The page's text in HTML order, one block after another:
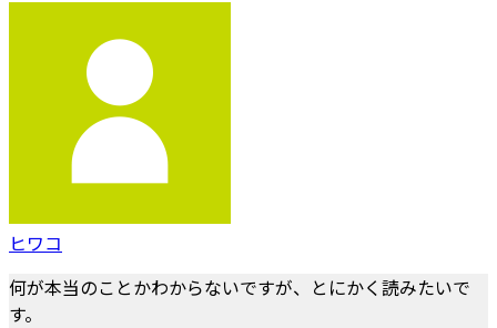
ヒワコ
何が本当のことかわからないですが、とにかく読みたいで
す。